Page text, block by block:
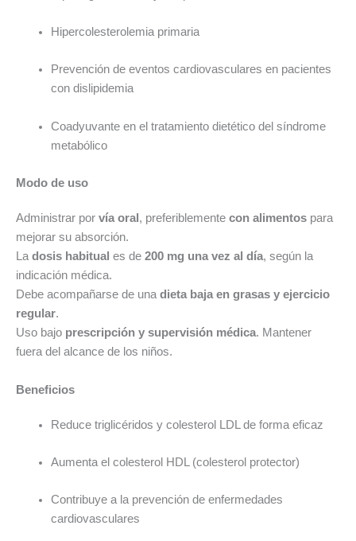
Hipercolesterolemia primaria
Prevención de eventos cardiovasculares en pacientes
con dislipidemia
Coadyuvante en el tratamiento dietético del síndrome
metabólico
Modo de uso
Administrar por vía oral , preferiblemente con alimentos para
mejorar su absorción.
La dosis habitual es de 200 mg una vez al día, según la
indicación médica.
Debe acompañarse de una dieta baja en grasas y ejercicio
regular.
Uso bajo prescripción y supervisión médica. Mantener
fuera del alcance de los niños.
Beneficios
Reduce triglicéridos y colesterol LDL de forma eficaz
Aumenta el colesterol HDL (colesterol protector)
Contribuye a la prevención de enfermedades
cardiovasculares